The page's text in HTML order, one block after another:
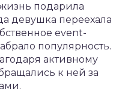
подарила
девушка переехала
event-
популярность.
активному
к ней за